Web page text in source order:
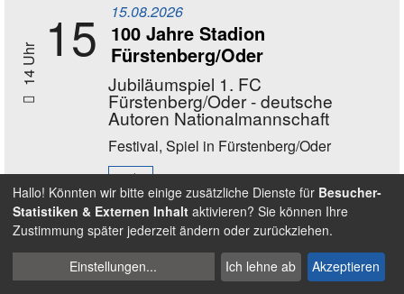
14 Uhr 15 15.08.2026
100 Jahre Stadion
Fürstenberg/Oder
Jubiläumspiel 1. FC
Fürstenberg/Oder - deutsche
Autoren Nationalmannschaft
Festival, Spiel in Fürstenberg/Oder
mehr
11 - 17 Uhr16 16.08.2026
Bewegungstag Ball
Spielin Nürnberg - Wöhrder Wiese
Cookies
verwalten
Hallo! Könnten wir bitte einige zusätzliche Dienste für Besucher-
Statistiken & Externen Inhalt aktivieren? Sie können Ihre
Zustimmung später jederzeit ändern oder zurückziehen.
Einstellungen... Ich lehne ab Akzeptieren